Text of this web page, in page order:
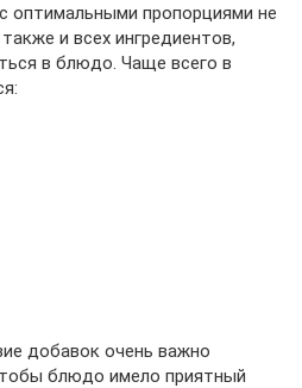
оптимальными пропорциями не
и всех ингредиентов,
в блюдо. Чаще всего в
добавок очень важно
блюдо имело приятный